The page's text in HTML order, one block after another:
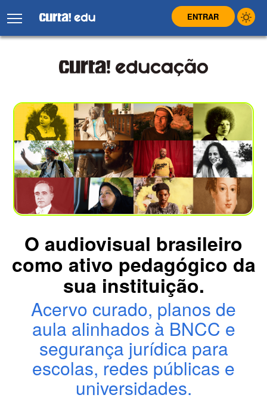
ENTRAR
O audiovisual brasileiro
como ativo pedagógico da
sua instituição.
Acervo curado, planos de
aula alinhados à BNCC e
segurança jurídica para
escolas, redes públicas e
universidades.